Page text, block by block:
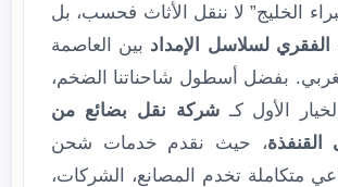
الخليج” لا ننقل الأثاث فحسب، بل
الفقري لسلاسل الإمداد بين العاصمة
بفضل أسطول شاحناتنا الضخم،
الأول كـشركة نقل بضائع من
القنفذة، حيث نقدم خدمات شحن
متكاملة تخدم المصانع، الشركات،